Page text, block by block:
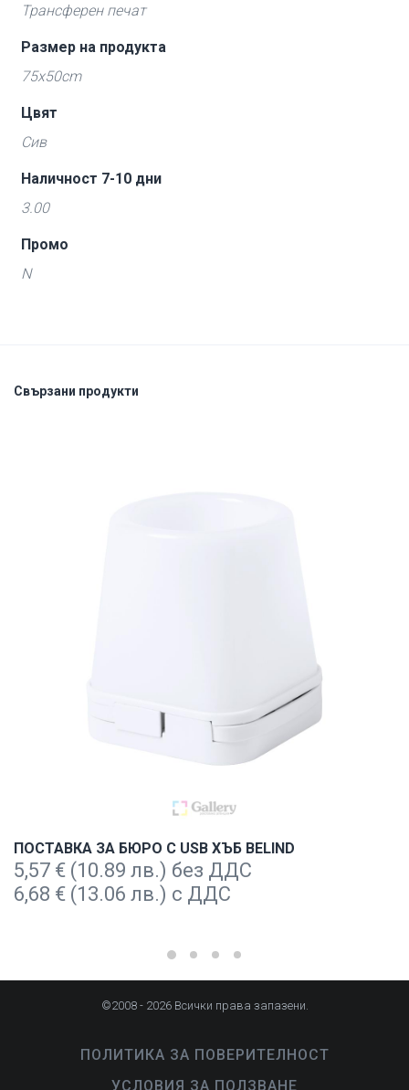
Трансферен печат
Размер на продукта
75x50cm
Цвят
Сив
Наличност 7-10 дни
3.00
Промо
N
Свързани продукти
ПОСТАВКА ЗА БЮРО С USB ХЪБ BELIND
5,57 € (10.89 лв.) без ДДС
6,68 € (13.06 лв.) с ДДС
©2008 - 2026 Всички права запазени.
ПОЛИТИКА ЗА ПОВЕРИТЕЛНОСТ
УСЛОВИЯ ЗА ПОЛЗВАНЕ